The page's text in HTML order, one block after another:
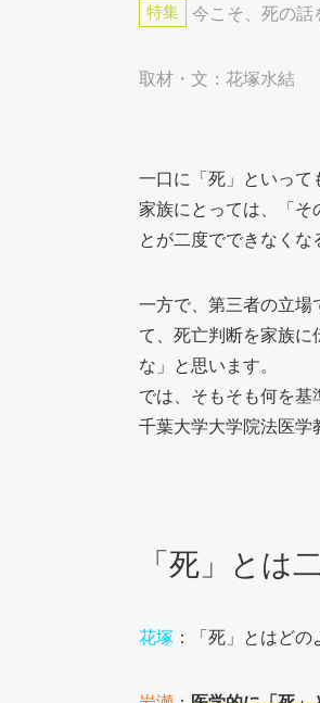
特集 今こそ、死の話
取材・文：花塚水結
一口に「死」といって
家族にとっては、「そ
とが二度でできなくな
一方で、第三者の立場
て、死亡判断を家族
な」と思います。
では、そもそも何を基
千葉大学大学院法医学
「死」とは
花塚 ：「死」とはどの